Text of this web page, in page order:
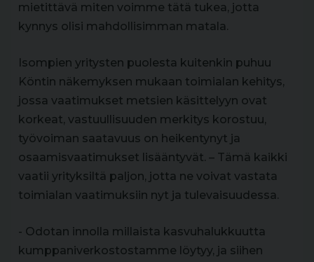
mietittävä miten voimme tätä tukea, jotta
kynnys olisi mahdollisimman matala.
Isompien yritysten puolesta kuitenkin puhuu
Köntin näkemyksen mukaan toimialan kehitys,
jossa vaatimukset metsien käsittelyyn ovat
korkeat, vastuullisuuden merkitys korostuu,
työvoiman saatavuus on heikentynyt ja
osaamisvaatimukset lisääntyvät. – Tämä kaikki
vaatii yrityksiltä paljon, jotta ne voivat vastata
toimialan vaatimuksiin nyt ja tulevaisuudessa.
- Odotan innolla millaista kasvuhalukkuutta
kumppaniverkostostamme löytyy, ja siihen